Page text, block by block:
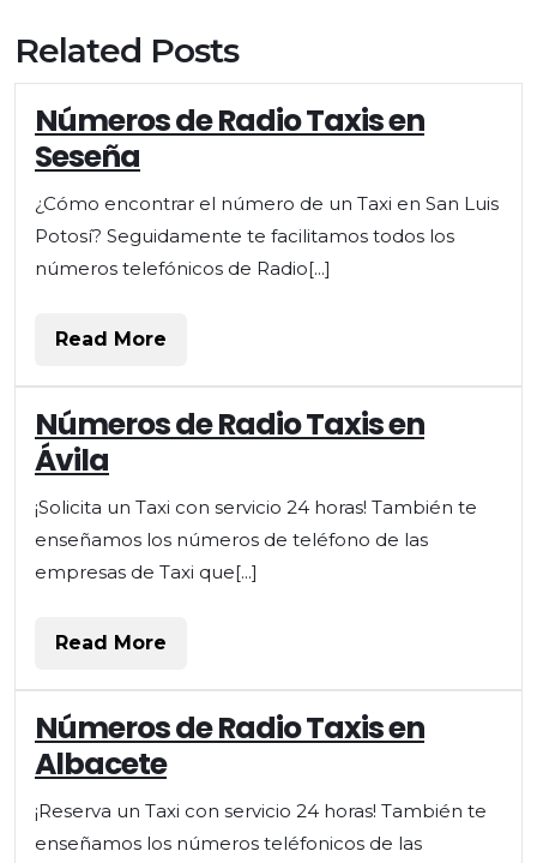
Related Posts
Números de Radio Taxis en
Seseña
¿Cómo encontrar el número de un Taxi en San Luis
Potosí? Seguidamente te facilitamos todos los
números telefónicos de Radio[...]
Read More
Números de Radio Taxis en
Ávila
¡Solicita un Taxi con servicio 24 horas! También te
enseñamos los números de teléfono de las
empresas de Taxi que[...]
Read More
Números de Radio Taxis en
Albacete
¡Reserva un Taxi con servicio 24 horas! También te
enseñamos los números teléfonicos de las